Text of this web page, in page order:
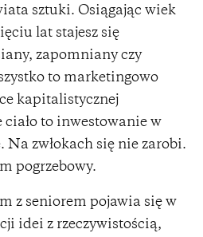
sztuki. Osiągając wiek
lat stajesz się
zapomniany czy
to marketingowo
kapitalistycznej
to inwestowanie w
zwłokach się nie zarobi.
pogrzebowy.
z seniorem pojawia się w
idei z rzeczywistością,